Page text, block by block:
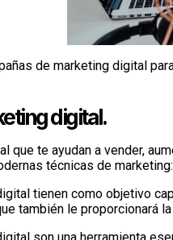
de marketing digital
digital.
que te ayudan a vender,
técnicas de
tienen como objetivo
también le proporcionará